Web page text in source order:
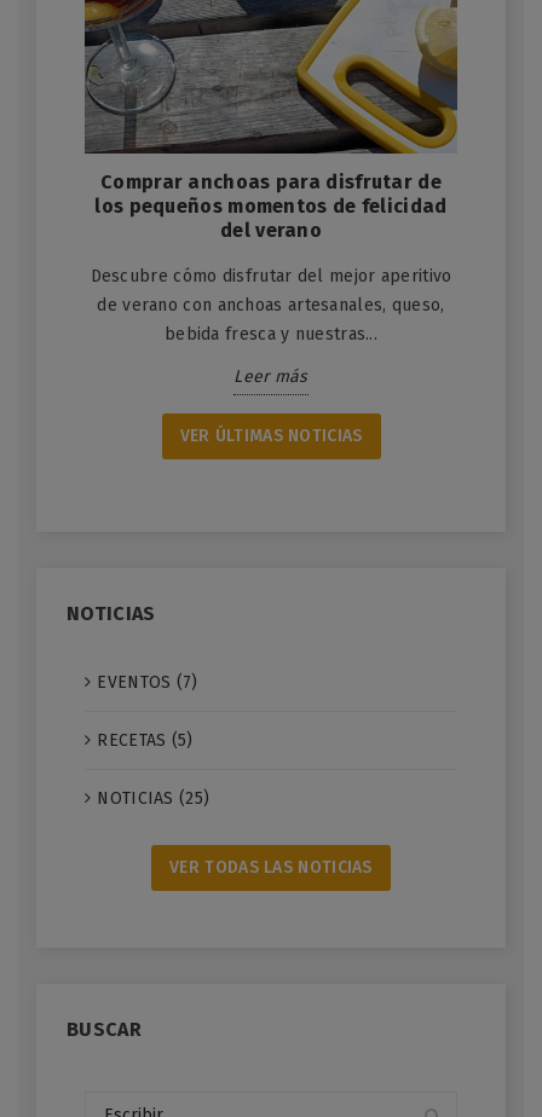
Comprar anchoas para disfrutar de
los pequeños momentos de felicidad
del verano
Descubre cómo disfrutar del mejor aperitivo
de verano con anchoas artesanales, queso,
bebida fresca y nuestras...
Leer más
VER ÚLTIMAS NOTICIAS
NOTICIAS
EVENTOS (7)
RECETAS (5)
NOTICIAS (25)
VER TODAS LAS NOTICIAS
BUSCAR